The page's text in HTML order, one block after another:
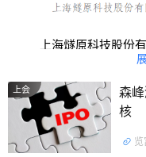
上海燧原科技股份
司围绕自研云端AI芯片
及集群的全栈算力产品
算及编程软件平台驭算
上会
森
核
览